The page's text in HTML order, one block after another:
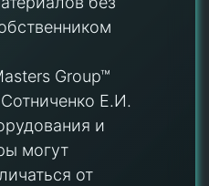
Group™
Е.И.
и
могут
от